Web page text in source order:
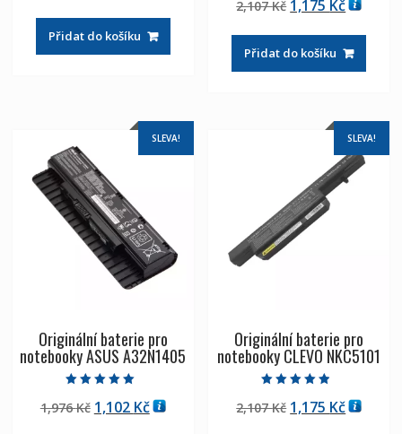
byla:
2,107 Kč
je:
1,175 Kč
Přidat do košíku
4.50
z 5
2,107Kč Původní
byla:
2,107 Kč
1,175 Kč
je:
1,175 Kč
Přidat do košíku
SLEVA!
Originální baterie pro
notebooky ASUS A32N1405
5.00
z 5
1,976Kč Původní
1,102 KčAktuální
SLEVA!
Originální baterie pro
notebooky CLEVO NKC5101
4.50
z 5
2,107Kč Původní
1,175 Kč